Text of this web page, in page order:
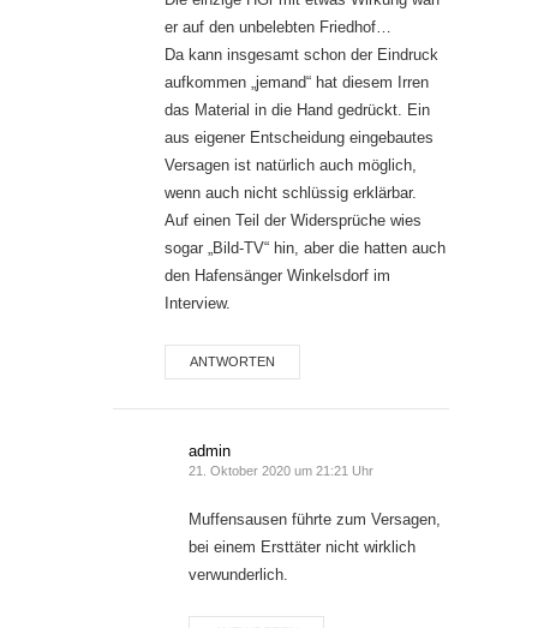
er auf den unbelebten Friedhof…
Da kann insgesamt schon der Eindruck
aufkommen „jemand“ hat diesem Irren
das Material in die Hand gedrückt. Ein
aus eigener Entscheidung eingebautes
Versagen ist natürlich auch möglich,
wenn auch nicht schlüssig erklärbar.
Auf einen Teil der Widersprüche wies
sogar „Bild-TV“ hin, aber die hatten auch
den Hafensänger Winkelsdorf im
Interview.
ANTWORTEN
admin
21. Oktober 2020 um 21:21 Uhr
Muffensausen führte zum Versagen,
bei einem Ersttäter nicht wirklich
verwunderlich.